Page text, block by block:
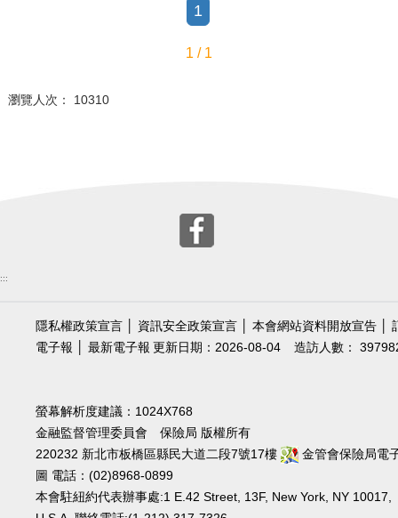
1
1 / 1
瀏覽人次： 10310
:::
隱私權政策宣言 資訊安全政策宣言 本會網站資料開放宣告
電子報
最新電子報 造訪人數：
更新日期：2026-08-04
螢幕解析度建議：1024X768
金融監督管理委員會 保險局 版權所有
220232 新北市板橋區縣民大道二段7號17樓
金管會保險局電
圖 電話：(02)8968-0899
本會駐紐約代表辦事處:1 E.42 Street, 13F, New York, NY 10017,